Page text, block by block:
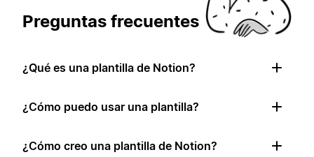
Preguntas frecuentes
¿Qué es una plantilla de Notion?
¿Cómo puedo usar una plantilla?
¿Cómo creo una plantilla de Notion?